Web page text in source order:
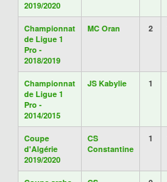
2019/2020
Championnat
de Ligue 1
Pro -
2018/2019
MC Oran 2
Championnat
de Ligue 1
Pro -
2014/2015
JS Kabylie 1
Coupe
d'Algérie
2019/2020
CS
Constantine
1